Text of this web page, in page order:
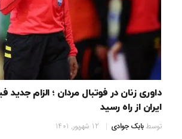
داوری زنان در فوتبال مردان ؛ الزام جدید
ایران از راه رسید
توسطبابک جوادی 12 شهریور, 1401